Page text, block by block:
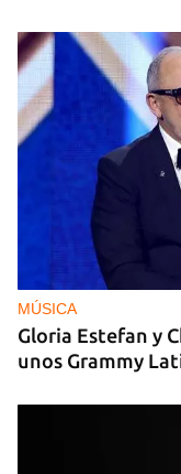
MÚSICA
Gloria Estefan y
unos Grammy